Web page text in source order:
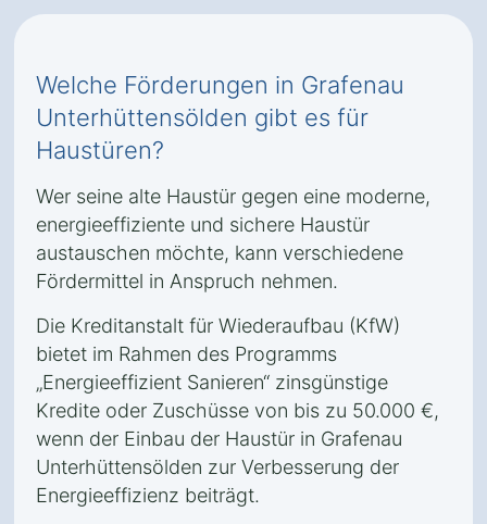
Welche Förderungen in Grafenau
Unterhüttensölden gibt es für
Haustüren?
Wer seine alte Haustür gegen eine moderne,
energieeffiziente und sichere Haustür
austauschen möchte, kann verschiedene
Fördermittel in Anspruch nehmen.
Die Kreditanstalt für Wiederaufbau (KfW)
bietet im Rahmen des Programms
„Energieeffizient Sanieren“ zinsgünstige
Kredite oder Zuschüsse von bis zu 50.000 €,
wenn der Einbau der Haustür in Grafenau
Unterhüttensölden zur Verbesserung der
Energieeffizienz beiträgt.